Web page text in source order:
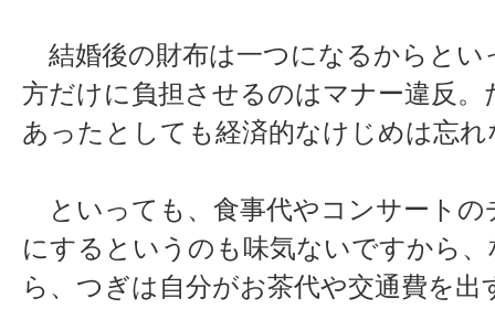
結婚後の財布は一つになるからとい
方だけに負担させるのはマナー違反
あったとしても経済的なけじめは忘
といっても、食事代やコンサートの
にするというのも味気ないですから
ら、つぎは自分がお茶代や交通費を